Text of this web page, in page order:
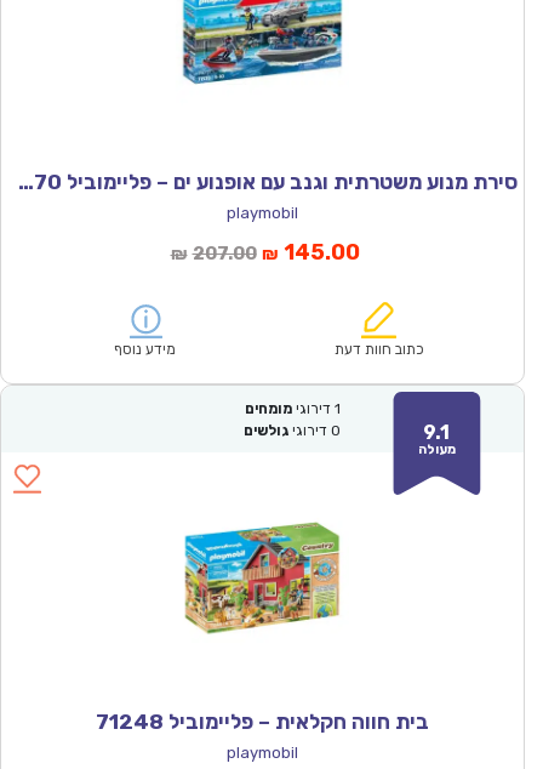
סירת מנוע משטרתית וגנב עם אופנוע ים – פליימוביל 71570
playmobil
₪ 207.00המחיר
₪207.00.
₪ 145.00המחיר
הוא:
כתוב חוות דעת מידע נוסף
9.1
מעולה
1 דירוגי מומחים
0 דירוגי גולשים
בית חווה חקלאית – פליימוביל 71248
playmobil